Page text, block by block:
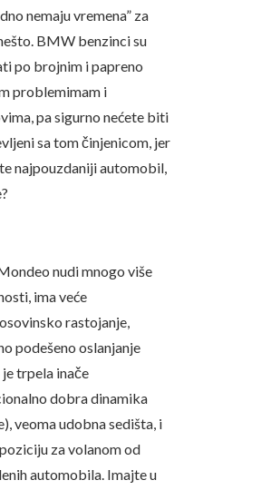
nemaju vremena” za
BMW benzinci su
po brojnim i papreno
problemimam i
pa sigurno nećete biti
sa tom činjenicom, jer
najpouzdaniji automobil,
nudi mnogo više
ima veće
rastojanje,
podešeno oslanjanje
trpela inače
dobra dinamika
veoma udobna sedišta, i
za volanom od
automobila. Imajte u